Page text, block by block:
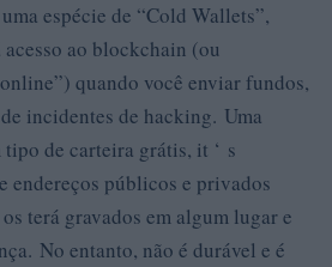
espécie de “Cold Wallets”,
ao blockchain (ou
quando você enviar fundos,
incidentes de hacking. Uma
de carteira grátis, it ‘ s
endereços públicos e privados
terá gravados em algum lugar e
No entanto, não é durável e é